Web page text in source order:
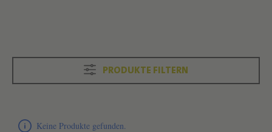
Text überspringen
PRODUKTE FILTERN
Keine Produkte gefunden.